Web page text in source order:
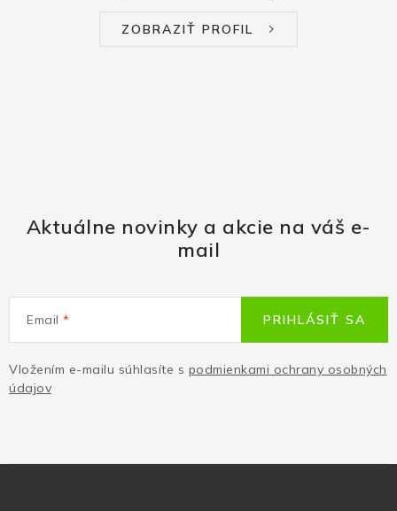
ZOBRAZIŤ PROFIL
Aktuálne novinky a akcie na váš e-
mail
Email
Vložením e-mailu súhlasíte s podmienkami ochrany osobných
údajov
PRIHLÁSIŤ SA